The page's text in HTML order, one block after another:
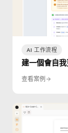
AI 工作流程
建一個會自
查看案例